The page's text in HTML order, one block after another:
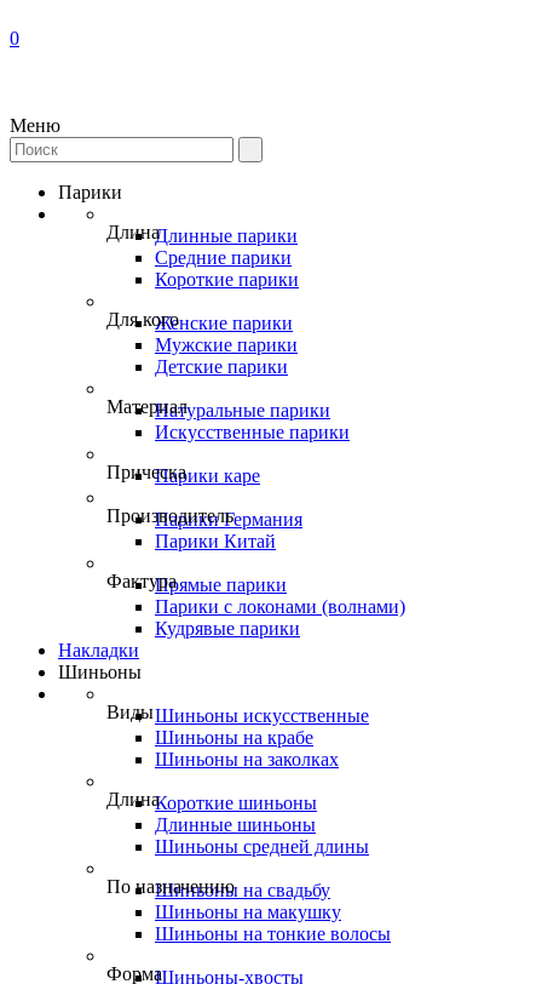
0
Меню
Парики
ДлинаДлинные парики
Средние парики
Короткие парики
Для когоЖенские парики
Мужские парики
Детские парики
МатериалНатуральные парики
Искусственные парики
ПрическаПарики каре
Производитель
Парики Германия
Парики Китай
ФактураПрямые парики
Парики с локонами (волнами)
Кудрявые парики
Накладки
Шиньоны
ВидыШиньоны искусственные
Шиньоны на крабе
Шиньоны на заколках
ДлинаКороткие шиньоны
Длинные шиньоны
Шиньоны средней длины
По назначению
Шиньоны на свадьбу
Шиньоны на макушку
Шиньоны на тонкие волосы
ФормаШиньоны-хвосты